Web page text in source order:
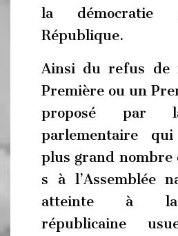
la
République.
Ainsi du refus de
Première ou un
proposé par
parlementaire
plus grand nombre
s à l’Assemblée
atteinte à la
républicaine